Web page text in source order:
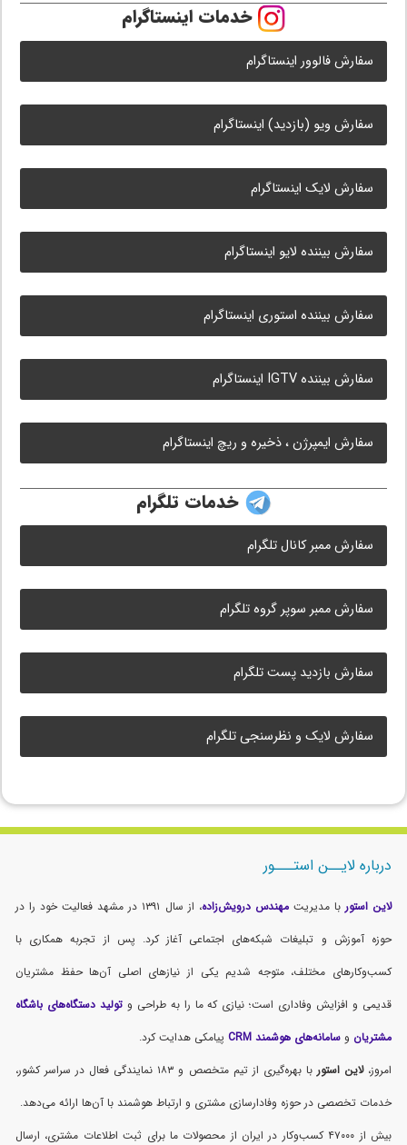
خدمات اینستاگرام
سفارش فالوور اینستاگرام
سفارش ویو (بازدید) اینستاگرام
سفارش لایک اینستاگرام
سفارش بیننده لایو اینستاگرام
سفارش بیننده استوری اینستاگرام
سفارش بیننده IGTV اینستاگرام
سفارش ایمپرژن ، ذخیره و ریچ اینستاگرام
خدمات تلگرام
سفارش ممبر کانال تلگرام
سفارش ممبر سوپر گروه تلگرام
سفارش بازدید پست تلگرام
سفارش لایک و نظرسنجی تلگرام